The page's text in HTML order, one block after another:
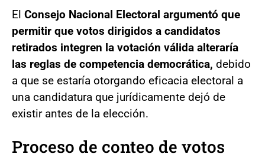
El Consejo Nacional Electoral argumentó que
permitir que votos dirigidos a candidatos
retirados integren la votación válida alteraría
las reglas de competencia democrática, debido
a que se estaría otorgando eficacia electoral a
una candidatura que jurídicamente dejó de
existir antes de la elección.
Proceso de conteo de votos